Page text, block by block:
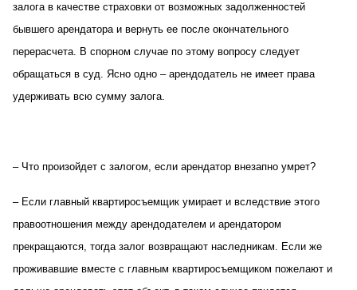
залога в качестве страховки от возможных задолженностей
бывшего арендатора и вернуть ее после окончательного
перерасчета. В спорном случае по этому вопросу следует
обращаться в суд. Ясно одно – арендодатель не имеет права
удерживать всю сумму залога.
– Что произойдет с залогом, если арендатор внезапно умрет?
– Если главный квартиросъемщик умирает и вследствие этого
правоотношения между арендодателем и арендатором
прекращаются, тогда залог возвращают наследникам. Если же
проживавшие вместе с главным квартиросъемщиком пожелают и